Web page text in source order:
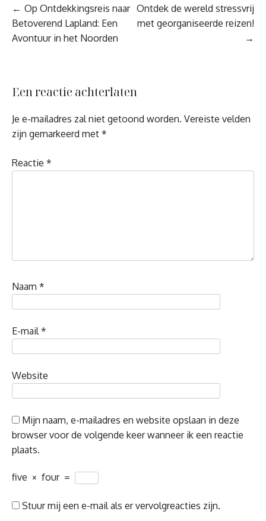
Berichtnavigatie
Op Ontdekkingsreis naar
Betoverend Lapland: Een
Avontuur in het Noorden
Ontdek de wereld stressvrij
met georganiseerde reizen!
Een reactie achterlaten
Je e-mailadres zal niet getoond worden. Vereiste velden
zijn gemarkeerd met *
Reactie *
Naam *
E-mail *
Website
Mijn naam, e-mailadres en website opslaan in deze
browser voor de volgende keer wanneer ik een reactie
plaats.
five × four =
Stuur mij een e-mail als er vervolgreacties zijn.